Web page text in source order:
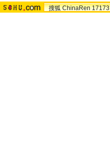
搜狐 ChinaRen 17173